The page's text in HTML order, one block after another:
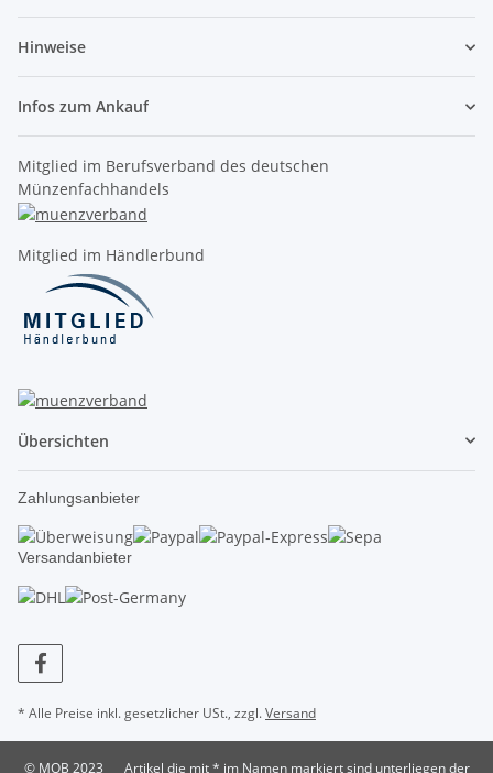
Hinweise
Infos zum Ankauf
Mitglied im Berufsverband des deutschen
Münzenfachhandels
Mitglied im Händlerbund
Übersichten
Zahlungsanbieter
Versandanbieter
* Alle Preise inkl. gesetzlicher USt., zzgl.Versand
© MOB 2023 Artikel die mit * im Namen markiert sind unterliegen der